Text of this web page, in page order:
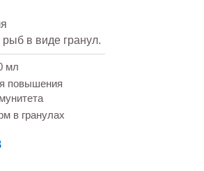
в виде гранул.
мл
повышения
в гранулах